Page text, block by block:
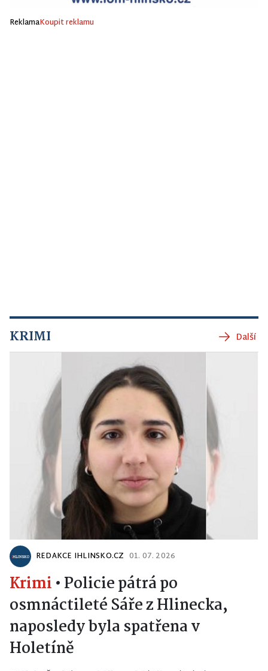
ReklamaKoupit reklamu
KRIMI Další
REDAKCE IHLINSKO.CZ 01. 07. 2026
Krimi • Policie pátrá po
osmnáctileté Sáře z Hlinecka,
naposledy byla spatřena v
Holetíně